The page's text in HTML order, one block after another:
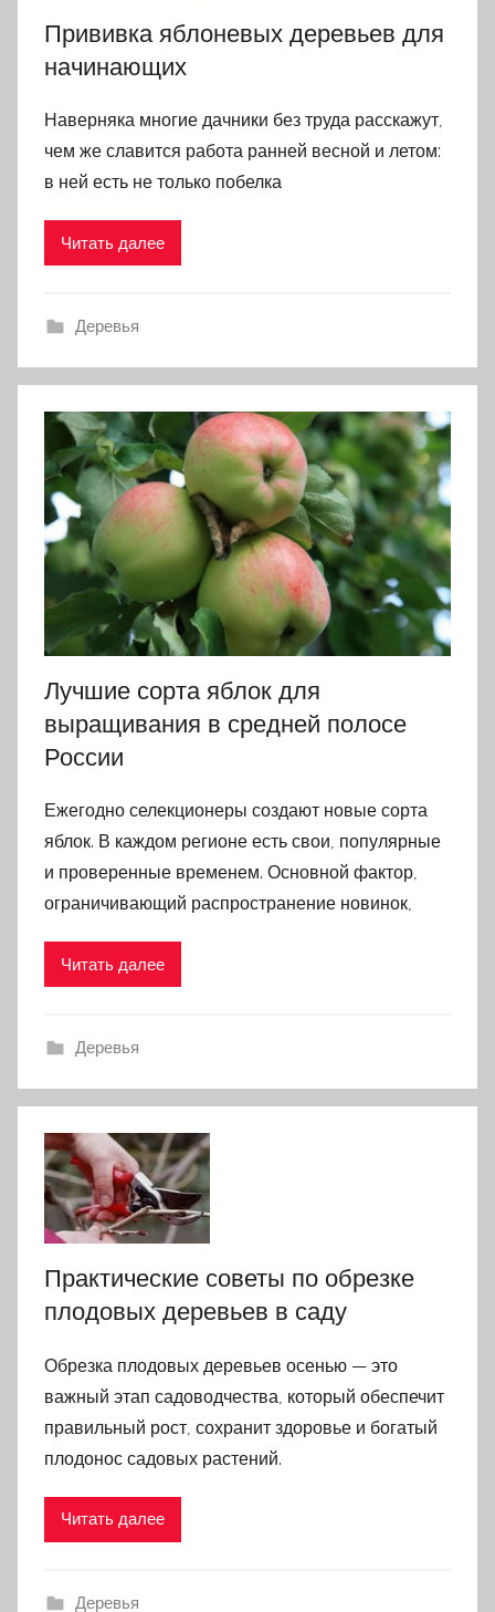
Прививка яблоневых деревьев для
начинающих
Наверняка многие дачники без труда расскажут,
чем же славится работа ранней весной и летом:
в ней есть не только побелка
Читать далее
Деревья
Лучшие сорта яблок для
выращивания в средней полосе
России
Ежегодно селекционеры создают новые сорта
яблок. В каждом регионе есть свои, популярные
и проверенные временем. Основной фактор,
ограничивающий распространение новинок,
Читать далее
Деревья
Практические советы по обрезке
плодовых деревьев в саду
Обрезка плодовых деревьев осенью — это
важный этап садоводчества, который обеспечит
правильный рост, сохранит здоровье и богатый
плодонос садовых растений.
Читать далее
Деревья